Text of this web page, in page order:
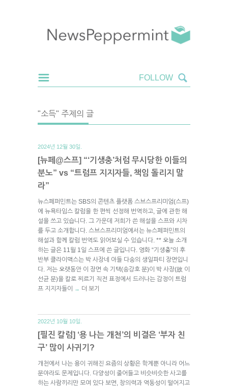
"소득" 주제의 글
2024년 12월 30일.
[뉴페@스프] “‘기생충’처럼 무시당한 이들의
분노” vs “트럼프 지지자들, 책임 돌리지 말
라”
뉴스페퍼민트는 SBS의 콘텐츠 플랫폼 스브스프리미엄(스프)
에 뉴욕타임스 칼럼을 한 편씩 선정해 번역하고, 글에 관한 해
설을 쓰고 있습니다. 그 가운데 저희가 쓴 해설을 스프와 시차
를 두고 소개합니다. 스브스프리미엄에서는 뉴스페퍼민트의
해설과 함께 칼럼 번역도 읽어보실 수 있습니다. ** 오늘 소개
하는 글은 11월 1일 스프에 쓴 글입니다. 영화 “기생충”의 후
반부 클라이맥스는 박 사장네 아들 다송의 생일파티 장면입니
다. 저는 오랫동안 이 장면 속 기택(송강호 분)이 박 사장(故 이
선균 분)을 칼로 찌르기 직전 표정에서 드러나는 감정이 트럼
프 지지자들이
→ 더 보기
2022년 10월 10일.
[필진 칼럼] ‘용 나는 개천’의 비결은 ‘부자 친
구’ 많이 사귀기?
개천에서 나는 용이 귀해진 요즘의 상황은 학계뿐 아니라 어느
분야라도 문제입니다. 다양성이 줄어들고 비슷비슷한 사고를
하는 사람끼리만 모여 있다 보면, 창의력과 역동성이 떨어지고